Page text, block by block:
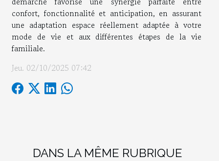
confort, fonctionnalité et anticipation, en assurant
une adaptation espace réellement adaptée à votre
mode de vie et aux différentes étapes de la vie
familiale.
Jeu. 02/10/2025 07:42
DANS LA MÊME RUBRIQUE